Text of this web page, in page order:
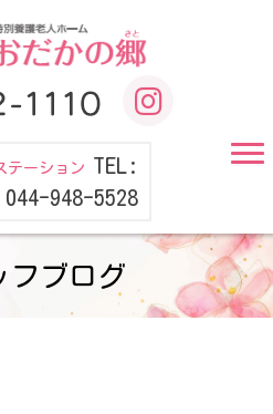
テーション TEL:
044-948-5528
フブログ